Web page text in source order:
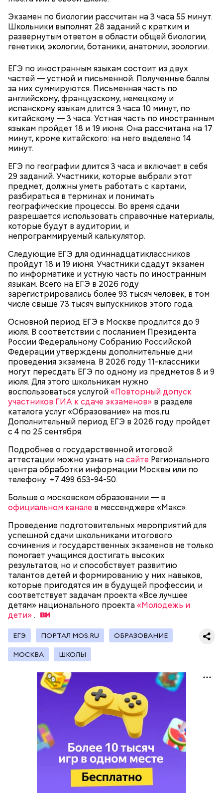
Экзамен по биологии рассчитан на 3 часа 55 минут.
Школьники выполнят 28 заданий с кратким и
развернутым ответом в области общей биологии,
генетики, экологии, ботаники, анатомии, зоологии.
ЕГЭ по иностранным языкам состоит из двух
частей — устной и письменной. Полученные баллы
за них суммируются. Письменная часть по
английскому, французскому, немецкому и
испанскому языкам длится 3 часа 10 минут, по
китайскому — 3 часа. Устная часть по иностранным
языкам пройдет 18 и 19 июня. Она рассчитана на 17
минут, кроме китайского: на него выделено 14
минут.
ЕГЭ по географии длится 3 часа и включает в себя
29 заданий. Участники, которые выбрали этот
предмет, должны уметь работать с картами,
разбираться в терминах и понимать
географические процессы. Во время сдачи
разрешается использовать справочные материалы,
которые будут в аудитории, и
непрограммируемый калькулятор.
Следующие ЕГЭ для одиннадцатиклассников
пройдут 18 и 19 июня. Участники сдадут экзамен
по информатике и устную часть по иностранным
языкам. Всего на ЕГЭ в 2026 году
зарегистрировались более 93 тысяч человек, в том
числе свыше 73 тысяч выпускников этого года.
Основной период ЕГЭ в Москве продлится до 9
июля. В соответствии с посланием Президента
России Федеральному Собранию Российской
Федерации утверждены дополнительные дни
проведения экзамена. В 2026 году 11-классники
могут пересдать ЕГЭ по одному из предметов 8 и 9
июля. Для этого школьникам нужно
воспользоваться услугой«Повторный допуск
участников ГИА к сдаче экзаменов» в разделе
каталога услуг «Образование» на mos.ru.
Дополнительный период ЕГЭ в 2026 году пройдет
с 4 по 25 сентября.
Подробнее о государственной итоговой
аттестации можно узнать насайте Регионального
центра обработки информации Москвы или по
телефону: +7 499 653-94-50.
Больше о московском образовании — в
официальном канале в мессенджере «Макс».
Проведение подготовительных мероприятий для
успешной сдачи школьниками итогового
сочинения и государственных экзаменов не только
помогает учащимся достигать высоких
результатов, но и способствует развитию
талантов детей и формированию у них навыков,
которые пригодятся им в будущей профессии, и
соответствует задачам проекта «Все лучшее
детям» национального проекта«Молодежь и
дети».
ЕГЭ ПОРТАЛ MOS.RU ОБРАЗОВАНИЕ
МОСКВА ШКОЛЫ
— 300 бригад и 290 единиц техники ГУП
«Мосводосток» дежурили на улицах города, —
отчитались в комплексе.
Бригады оперативно открыли водоприемные
решетки, а на отдельных участках использовали
откачивающую технику.
— В нашем арсенале есть илосос —
специализированная техника для откачки в том
числе дождевой воды из ливневых колодцев, —
рассказал слесарь четвертого разряда
вакуумный насос — основа машины, благодаря
работе которой вода уходит еще быстрее.
Делается все, чтобы о последствиях непогоды
можно было скорее забыть. Хотя, по прогнозам
синоптиков, вероятность дождей и гроз в Москве
все еще велика.
Городские службы готовы к предстоящей
непогоде: бригады работают в усиленном режиме.
Параллельно коммунальщики продолжают
устранять последствия стихии: на некоторых
улицах еще остаются поваленные ураганным
ветром деревья. Их распилят и вывезут в течение
недели.
В случаях с непогодой в Главном управлении МЧС
России по Москве напоминают важные правила:
парковаться можно только в безопасных местах,
также необходимо обходить на улице рекламные
щиты и шаткие конструкции, управлять
автомобилем особенно внимательно и не
оставлять детей без присмотра.